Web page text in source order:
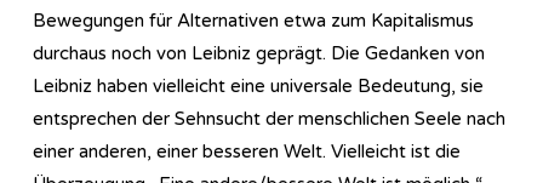
Bewegungen für Alternativen etwa zum Kapitalismus
durchaus noch von Leibniz geprägt. Die Gedanken von
Leibniz haben vielleicht eine universale Bedeutung, sie
entsprechen der Sehnsucht der menschlichen Seele nach
einer anderen, einer besseren Welt. Vielleicht ist die